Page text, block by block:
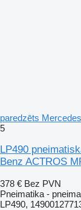
paredzēts
5
LP490
Benz ACTROS
378 € Bez PVN
Pneimatika -
LP490,